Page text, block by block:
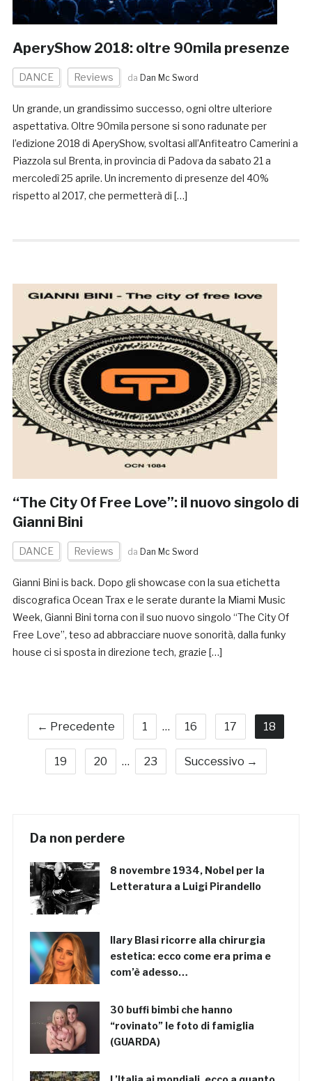
AperyShow 2018: oltre 90mila presenze
DANCE Reviews da Dan Mc Sword
Un grande, un grandissimo successo, ogni oltre ulteriore
aspettativa. Oltre 90mila persone si sono radunate per
l’edizione 2018 di AperyShow, svoltasi all’Anfiteatro Camerini a
Piazzola sul Brenta, in provincia di Padova da sabato 21 a
mercoledì 25 aprile. Un incremento di presenze del 40%
rispetto al 2017, che permetterà di […]
“The City Of Free Love”: il nuovo singolo di
Gianni Bini
DANCE Reviews da Dan Mc Sword
Gianni Bini is back. Dopo gli showcase con la sua etichetta
discografica Ocean Trax e le serate durante la Miami Music
Week, Gianni Bini torna con il suo nuovo singolo “The City Of
Free Love”, teso ad abbracciare nuove sonorità, dalla funky
house ci si sposta in direzione tech, grazie […]
← Precedente 1 … 16 17 18
19 20 … 23 Successivo →
Da non perdere
8 novembre 1934, Nobel per la
Letteratura a Luigi Pirandello
Ilary Blasi ricorre alla chirurgia
estetica: ecco come era prima e
com’è adesso…
30 buffi bimbi che hanno
“rovinato” le foto di famiglia
(GUARDA)